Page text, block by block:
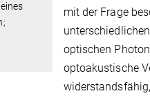
mit der Frage
optischen
optoakustische